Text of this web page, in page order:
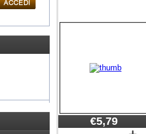
€5,79